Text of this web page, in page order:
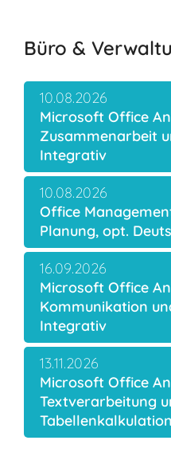
Büro &
Microsoft Office
Zusammenarbeit
Integrativ
10.08.2026
Office
Planung, opt.
10.08.2026
Microsoft Office
Kommunikation
Integrativ
16.09.2026
Microsoft Office
Textverarbeitung
13.11.2026